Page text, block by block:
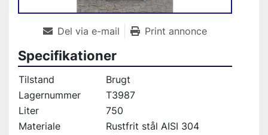
Del via e-mail Print annonce
Specifikationer
Tilstand
Brugt
Lagernummer
T3987
Liter
750
Materiale
Rustfrit stål AISI 304